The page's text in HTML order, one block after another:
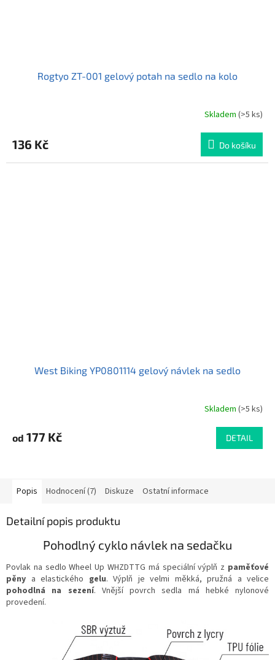
Rogtyo ZT-001 gelový potah na sedlo na kolo
produktu
je
4,7
Skladem(>5 ks)
136 Kč Do košíku
West Biking YP0801114 gelový návlek na sedlo
produktu
je
hvězdiček.
Skladem(>5 ks)
od 177 Kč DETAIL
Popis Hodnocení (7) Diskuze Ostatní informace
Detailní popis produktu
Pohodlný cyklo návlek na sedačku
Povlak na sedlo Wheel Up WHZDTTG má speciální výplň z paměťové
pěny a elastického gelu. Výplň je velmi měkká, pružná a velice
pohodlná na sezení. Vnější povrch sedla má hebké nylonové
provedení.